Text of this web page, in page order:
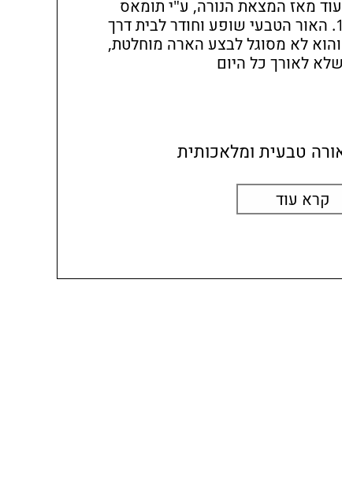
מאז המצאת הנורה, ע"י תומאס
אדיסון בסוף המאה ה- 19. האור הטבעי שופע וחודר לבית דרך
לא מסוגל לבצע הארה מוחלטת,
לאורך כל היום
טבעית ומלאכותית
קרא עוד